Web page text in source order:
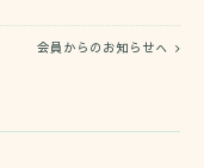
会員からのお知らせへ